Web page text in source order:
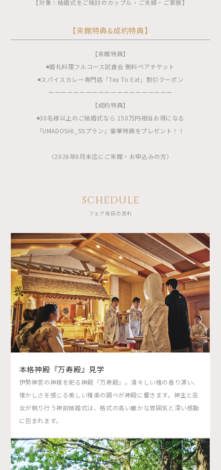
【対象：結婚式をご検討のカップル・ご夫婦・ご家族】
【来館特典&成約特典】
【来館特典】
◾️婚礼料理フルコース試食会 無料ペアチケット
◾️スパイスカレー専門店「Tea To Eat」割引クーポン
ーーーーーーーーーーーーーーーーーーーー
【成約特典】
◾️30名様以上のご結婚式なら 150万円相当お得になる
「UMADOSHI_SSプラン」豪華特典をプレゼント！！
〈2026年8月末迄にご来館・お申込みの方〉
SCHEDULE
フェア当日の流れ
本格神殿『万寿殿』見学
伊勢神宮の神様を祀る神殿「万寿殿」。清々しい檜の香り漂い、
懐かしさを感じる美しい雅楽の調べが神殿に響きます。神主と巫
女が執り行う神前結婚式は、格式の高い厳かな雰囲気と深い感動
に包まれます。